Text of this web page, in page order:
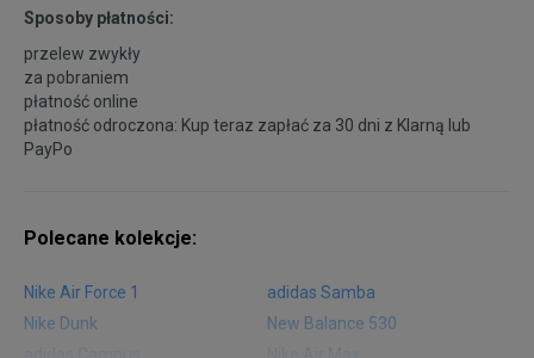
Sposoby płatności:
przelew zwykły
za pobraniem
płatność online
płatność odroczona: Kup teraz zapłać za 30 dni z Klarną lub
PayPo
Polecane kolekcje:
Nike Air Force 1
adidas Samba
Nike Dunk
New Balance 530